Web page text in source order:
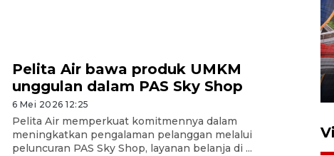
Pelita Air bawa produk UMKM
unggulan dalam PAS Sky Shop
6 Mei 2026 12:25
Pelita Air memperkuat komitmennya dalam
meningkatkan pengalaman pelanggan melalui
peluncuran PAS Sky Shop, layanan belanja di ...
Stasiun Bogor
12 Juni 2026 18:49